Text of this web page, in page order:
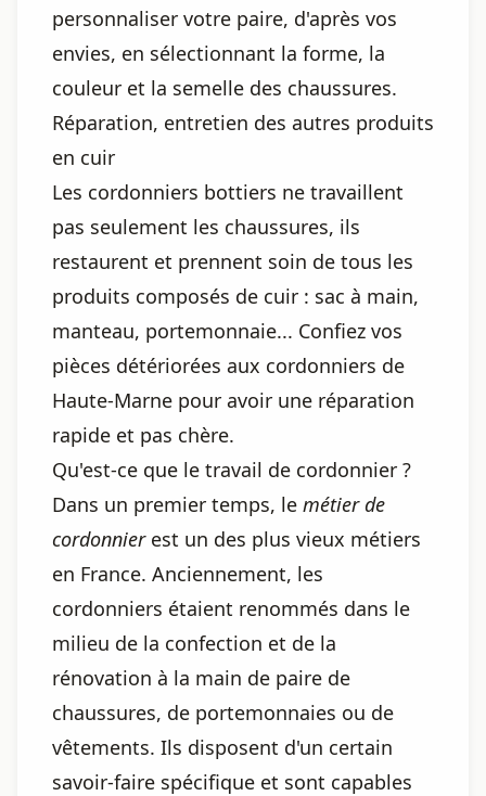
personnaliser votre paire, d'après vos
envies, en sélectionnant la forme, la
couleur et la semelle des chaussures.
Réparation, entretien des autres produits
en cuir
Les cordonniers bottiers ne travaillent
pas seulement les chaussures, ils
restaurent et prennent soin de tous les
produits composés de cuir : sac à main,
manteau, portemonnaie... Confiez vos
pièces détériorées aux cordonniers de
Haute-Marne pour avoir une réparation
rapide et pas chère.
Qu'est-ce que le travail de cordonnier ?
Dans un premier temps, le métier de
cordonnierest un des plus vieux métiers
en France. Anciennement, les
cordonniers étaient renommés dans le
milieu de la confection et de la
rénovation à la main de paire de
chaussures, de portemonnaies ou de
vêtements. Ils disposent d'un certain
savoir-faire spécifique et sont capables